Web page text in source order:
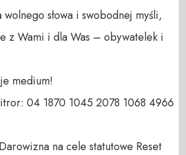
słowa i swobodnej myśli,
z Wami i dla Was – obywatelek i
medium!
04 1870 1045 2078 1068 4966
na cele statutowe Reset